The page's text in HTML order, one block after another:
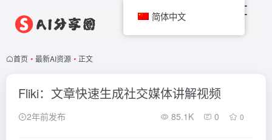
首页 • 最新AI资源 • 正文
Fliki：文章快速生成社交媒体讲解视频
2年前发布 85.1K 0 0
简体中文